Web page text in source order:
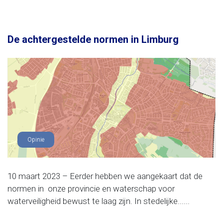
De achtergestelde normen in Limburg
Opinie
10 maart 2023 – Eerder hebben we aangekaart dat de
normen in onze provincie en waterschap voor
waterveiligheid bewust te laag zijn. In stedelijke......